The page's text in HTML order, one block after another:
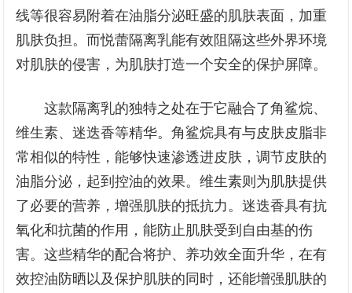
线等很容易附着在油脂分泌旺盛的肌肤表面，加重
肌肤负担。而悦蕾隔离乳能有效阻隔这些外界环境
对肌肤的侵害，为肌肤打造一个安全的保护屏障。
这款隔离乳的独特之处在于它融合了角鲨烷、
维生素、迷迭香等精华。角鲨烷具有与皮肤皮脂非
常相似的特性，能够快速渗透进皮肤，调节皮肤的
油脂分泌，起到控油的效果。维生素则为肌肤提供
了必要的营养，增强肌肤的抵抗力。迷迭香具有抗
氧化和抗菌的作用，能防止肌肤受到自由基的伤
害。这些精华的配合将护、养功效全面升华，在有
效控油防晒以及保护肌肤的同时，还能增强肌肤的